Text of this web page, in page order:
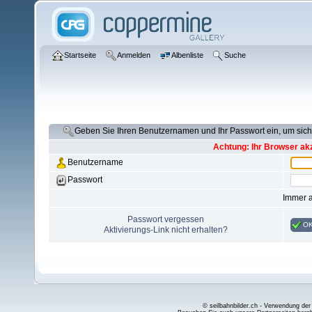
Startseite Anmelden Albenliste Suche
Geben Sie Ihren Benutzernamen und Ihr Passwort ein, um
Achtung: Ihr Browser
Benutzername
Passwort
Immer
Passwort vergessen
Aktivierungs-Link nicht erhalten?
© seilbahnbilder.ch - Verwendung